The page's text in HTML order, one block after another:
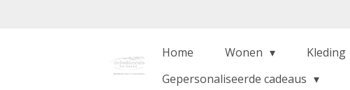
Home Wonen Kleding
Gepersonaliseerde cadeaus